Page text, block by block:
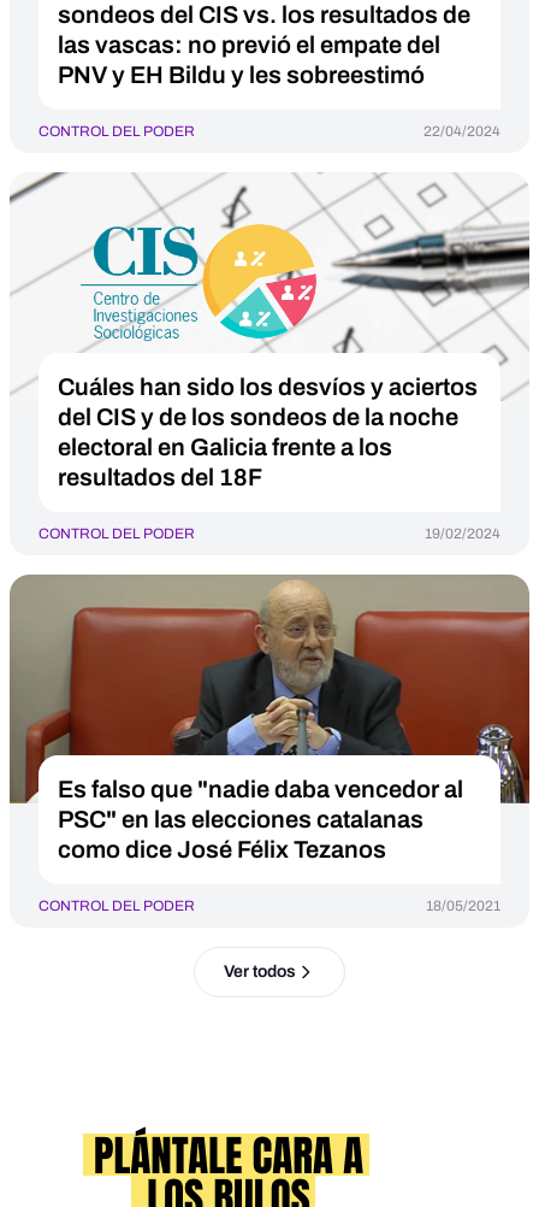
sondeos del CIS vs. los resultados de
las vascas: no previó el empate del
PNV y EH Bildu y les sobreestimó
CONTROL DEL PODER 22/04/2024
Cuáles han sido los desvíos y aciertos
del CIS y de los sondeos de la noche
electoral en Galicia frente a los
resultados del 18F
CONTROL DEL PODER 19/02/2024
Es falso que "nadie daba vencedor al
PSC" en las elecciones catalanas
como dice José Félix Tezanos
CONTROL DEL PODER 18/05/2021
Ver todos